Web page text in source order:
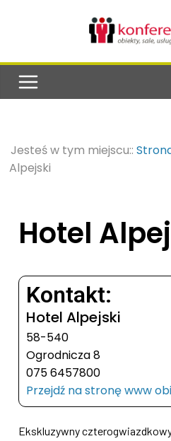
Jesteś w tym miejscu::
Alpejski
Hotel
Kontakt:
Hotel Alpejski
58-540
Ogrodnicza 8
075 6457800
Przejdź na stronę www
Ekskluzywny